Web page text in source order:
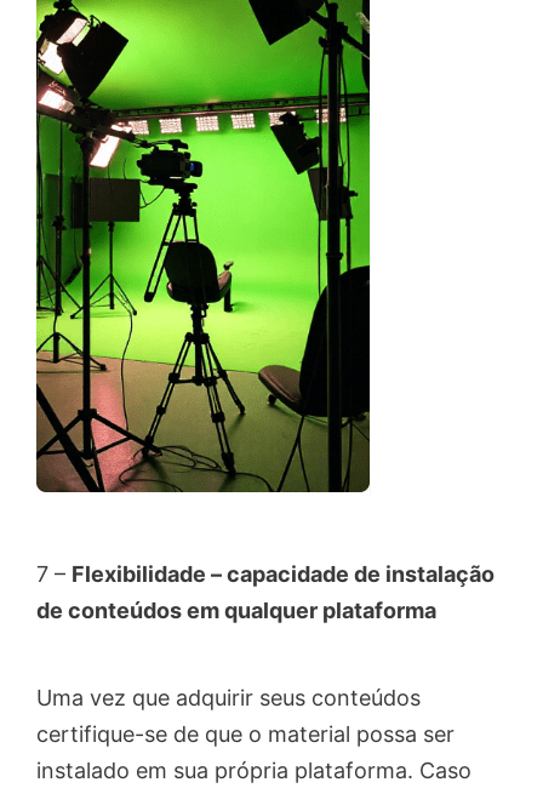
7 – Flexibilidade – capacidade de instalação
de conteúdos em qualquer plataforma
Uma vez que adquirir seus conteúdos
certifique-se de que o material possa ser
instalado em sua própria plataforma. Caso